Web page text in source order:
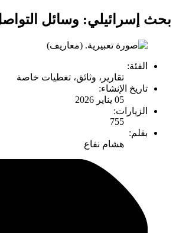
بحث إسرائيلي: وسائل
الفئة:
تقارير، وثائق، تغطيات خاصة
تاريخ الإنشاء:
05 يناير 2026
الزيارات:
755
بقلم:
هشام نفاع